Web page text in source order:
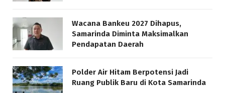
Wacana Bankeu 2027 Dihapus,
Samarinda Diminta Maksimalkan
Pendapatan Daerah
Polder Air Hitam Berpotensi Jadi
Ruang Publik Baru di Kota Samarinda